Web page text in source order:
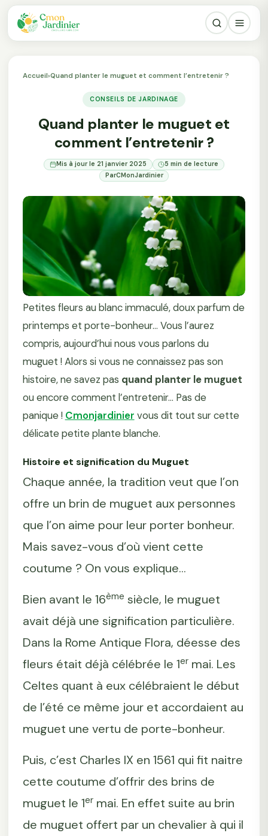
Accueil›Quand planter le muguet et comment l’entretenir ?
CONSEILS DE JARDINAGE
Quand planter le muguet et
comment l’entretenir ?
Mis à jour le 21 janvier 2025
5 min de lecture
ParCMonJardinier
Petites fleurs au blanc immaculé, doux parfum de
printemps et porte-bonheur... Vous l’aurez
compris, aujourd’hui nous vous parlons du
muguet ! Alors si vous ne connaissez pas son
histoire, ne savez pas quand planter le muguet
ou encore comment l’entretenir... Pas de
panique ! Cmonjardinier vous dit tout sur cette
délicate petite plante blanche.
Histoire et signification du Muguet
Chaque année, la tradition veut que l’on
offre un brin de muguet aux personnes
que l’on aime pour leur porter bonheur.
Mais savez-vous d’où vient cette
coutume ? On vous explique...
Bien avant le 16ème siècle, le muguet
avait déjà une signification particulière.
Dans la Rome Antique Flora, déesse des
fleurs était déjà célébrée le 1ermai. Les
Celtes quant à eux célébraient le début
de l’été ce même jour et accordaient au
muguet une vertu de porte-bonheur.
Puis, c’est Charles IX en 1561 qui fit naitre
cette coutume d’offrir des brins de
muguet le 1ermai. En effet suite au brin
de muguet offert par un chevalier à qui il